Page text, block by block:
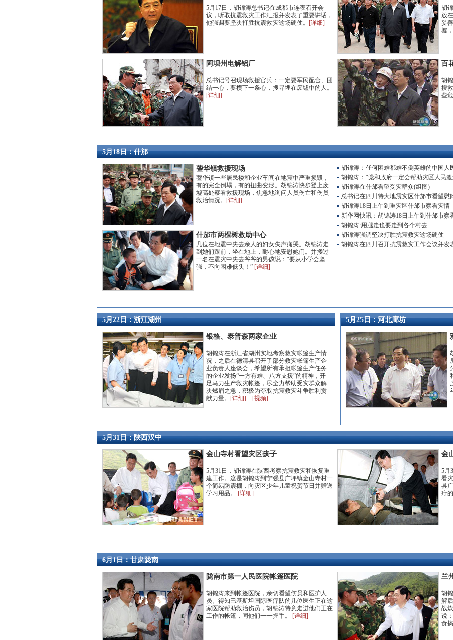
5月17日，胡锦涛总书记在成都市连夜召开会
议，听取抗震救灾工作汇报并发表了重要讲话，
他强调要坚决打胜抗震救灾这场硬仗。 [详细]
胡
放
妥
墟
阿坝州电解铝厂
总书记号召现场救援官兵：一定要军民配合、团
结一心，要横下一条心，搜寻埋在废墟中的人。
[详细]
百
胡
搜
些
5月18日：什邡
蓥华镇救援现场
蓥华镇一些居民楼和企业车间在地震中严重损毁，
有的完全倒塌，有的扭曲变形。胡锦涛快步登上废
墟高处察看救援现场，焦急地询问人员伤亡和伤员
救治情况。 [详细]
什邡市两棵树救助中心
几位在地震中失去亲人的妇女失声痛哭。胡锦涛走
到她们跟前，坐在地上，耐心地安慰她们。并搂过
一名在震灾中失去爷爷的男孩说：“要从小学会坚
强，不向困难低头！” [详细]
胡锦涛：任何困难都难不倒英雄的中国人
胡锦涛：“党和政府一定会帮助灾区人民
胡锦涛在什邡看望受灾群众(组图)
总书记在四川特大地震灾区什邡市看望慰
胡锦涛18日上午到重灾区什邡市察看灾情
新华网快讯：胡锦涛18日上午到什邡市察
胡锦涛:用腿走也要走到各个村去
胡锦涛强调坚决打胜抗震救灾这场硬仗
胡锦涛在四川召开抗震救灾工作会议并发
5月22日：浙江湖州
银格、泰普森两家企业
胡锦涛在浙江省湖州实地考察救灾帐篷生产情
况，之后在德清县召开了部分救灾帐篷生产企
业负责人座谈会，希望所有承担帐篷生产任务
的企业发扬“一方有难、八方支援”的精神，开
足马力生产救灾帐篷，尽全力帮助受灾群众解
决燃眉之急，积极为夺取抗震救灾斗争胜利贡
献力量。 [详细] [视频]
5月25日：河北廊坊
5月31日：陕西汉中
金山寺村看望灾区孩子
5月31日，胡锦涛在陕西考察抗震救灾和恢复重
建工作。这是胡锦涛到宁强县广坪镇金山寺村一
个简易防震棚，向灾区少年儿童祝贺节日并赠送
学习用品。 [详细]
金
5月
看
县
疗
6月1日：甘肃陇南
陇南市第一人民医院帐篷医院
胡锦涛来到帐篷医院，亲切看望伤员和医护人
员。得知巴基斯坦国际医疗队的几位医生正在这
家医院帮助救治伤员，胡锦涛特意走进他们正在
工作的帐篷，同他们一一握手。 [详细]
兰
胡
解
战
说
食